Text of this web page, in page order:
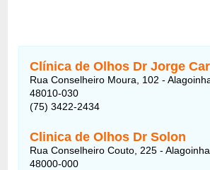
Clínica de Olhos Dr Jorge
Rua Conselheiro Moura, 102 -
48010-030
(75) 3422-2434
Clinica de Olhos Dr Solon
Rua Conselheiro Couto, 225 -
48000-000